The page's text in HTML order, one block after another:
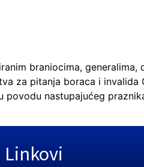
braniocima, generalima,
za pitanja boraca i invalida
nastupajućeg
Linkovi